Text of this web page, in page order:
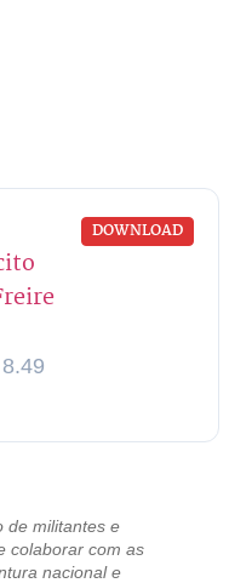
DOWNLOAD
de militantes e
colaborar com as
nacional e